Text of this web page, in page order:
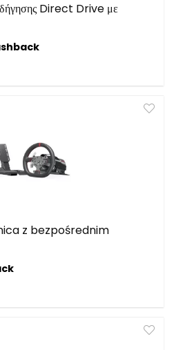
Direct Drive με
z bezpośrednim